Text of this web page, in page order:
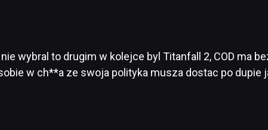
wybral to drugim w kolejce byl Titanfall 2, COD ma
w ch**a ze swoja polityka musza dostac po dupie